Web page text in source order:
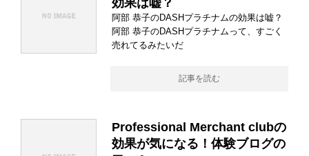
効果は嘘？
阿部 恭子のDASHプラチナムの効果は嘘？
阿部 恭子のDASHプラチナムって、すごく
売れてるみたいだ
記事を読む
Professional Merchant clubの
効果が気になる！体験ブログの